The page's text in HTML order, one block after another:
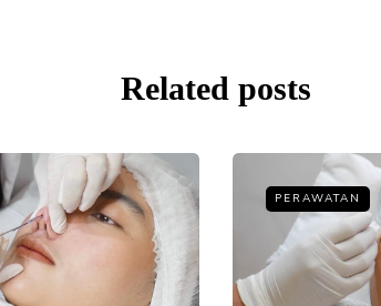
Related posts
PERAWATAN